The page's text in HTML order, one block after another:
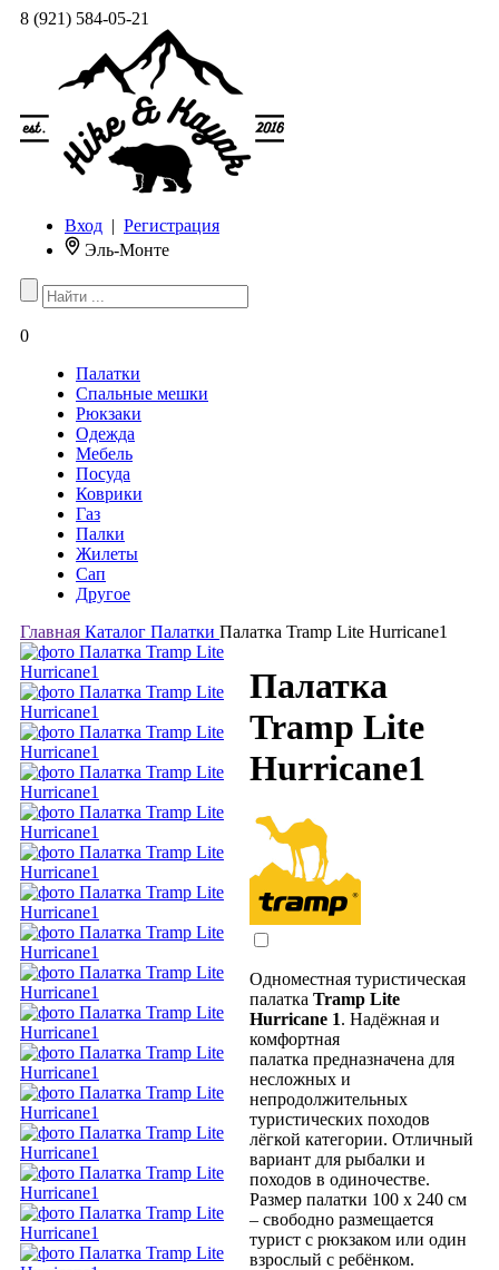
8 (921) 584-05-21
Вход | Регистрация
Эль-Монте
0
Палатки
Спальные мешки
Рюкзаки
Одежда
Мебель
Посуда
Коврики
Газ
Палки
Жилеты
Сап
Другое
Главная Каталог Палатки Палатка Tramp Lite Hurricane1
Палатка
Tramp Lite
Hurricane1
Одноместная туристическая
палатка Tramp Lite
Hurricane 1. Надёжная и
комфортная
палатка предназначена для
несложных и
непродолжительных
туристических походов
лёгкой категории. Отличный
вариант для рыбалки и
походов в одиночестве.
Размер палатки 100 х 240 см
– свободно размещается
турист с рюкзаком или один
взрослый с ребёнком.